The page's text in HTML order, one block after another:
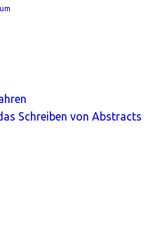
Schreiben von Abstracts